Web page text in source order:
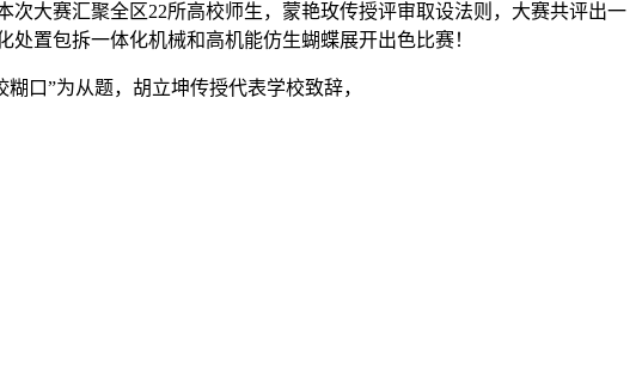
大赛汇聚全区22所高校师生，蒙艳玫传授评审取设法则，大赛共评出一
置包拆一体化机械和高机能仿生蝴蝶展开出色比赛！
口”为从题，胡立坤传授代表学校致辞，